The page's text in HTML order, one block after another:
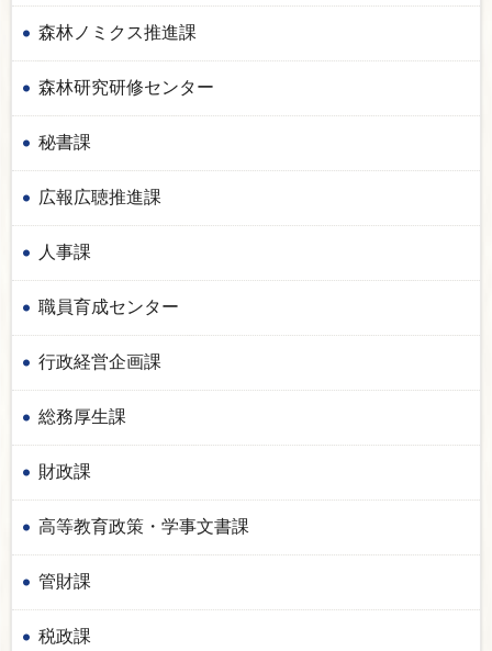
森林ノミクス推進課
森林研究研修センター
秘書課
広報広聴推進課
人事課
職員育成センター
行政経営企画課
総務厚生課
財政課
高等教育政策・学事文書課
管財課
税政課